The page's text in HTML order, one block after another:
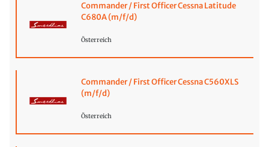
Commander / First Officer Cessna Latitude
C680A (m/f/d)
Österreich
Commander / First Officer Cessna C560XLS
(m/f/d)
Österreich